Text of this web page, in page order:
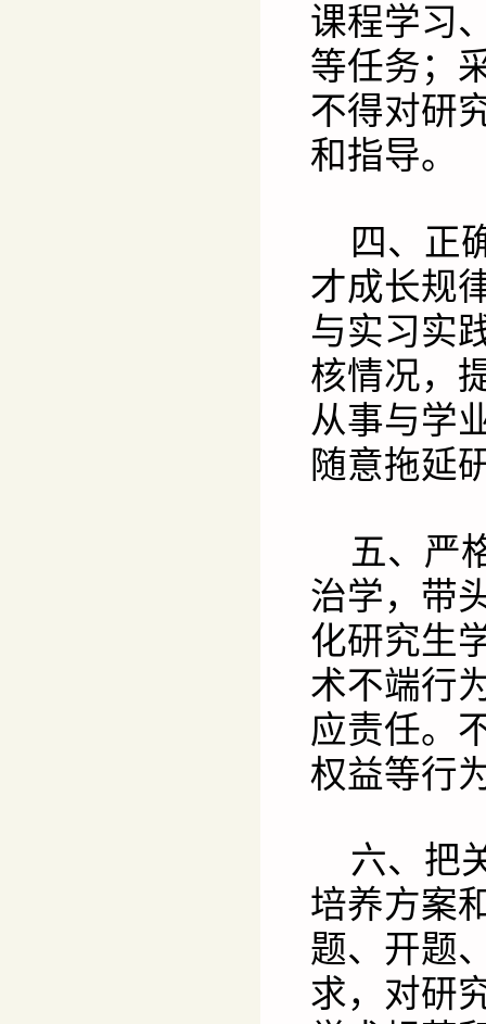
课程学习
等任务；
不得对研
和指导。
四、正
才成长规
与实习实
核情况，
从事与学
随意拖延
五、严
治学，带
化研究生
术不端行
应责任。
权益等行
六、把
培养方案
题、开题
求，对研